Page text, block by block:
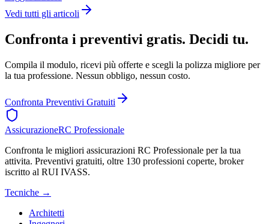
Vedi tutti gli articoli
Confronta i preventivi gratis. Decidi tu.
Compila il modulo, ricevi più offerte e scegli la polizza migliore per
la tua professione. Nessun obbligo, nessun costo.
Confronta Preventivi Gratuiti
AssicurazioneRC Professionale
Confronta le migliori assicurazioni RC Professionale per la tua
attivita. Preventivi gratuiti, oltre 130 professioni coperte, broker
iscritto al RUI IVASS.
Tecniche →
Architetti